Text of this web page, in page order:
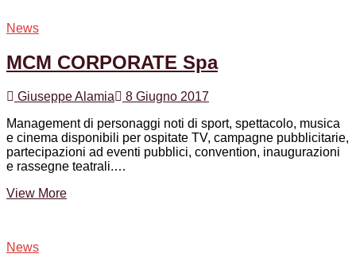
News
MCM CORPORATE Spa
Giuseppe Alamia
8 Giugno 2017
Management di personaggi noti di sport, spettacolo, musica
e cinema disponibili per ospitate TV, campagne pubblicitarie,
partecipazioni ad eventi pubblici, convention, inaugurazioni
e rassegne teatrali.…
View MoreMCM
News